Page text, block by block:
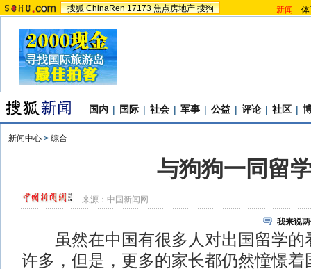
搜狐 ChinaRen 17173 焦点房地产 搜狗 新闻 -
国内 | 国际 | 社会 | 军事 | 公益 | 评论 | 社区 |
新闻中心 > 综合
与狗狗一同留
来源： 中国新闻网
我来说
虽然在中国有很多人对出国留学的
许多，但是，更多的家长都仍然憧憬着